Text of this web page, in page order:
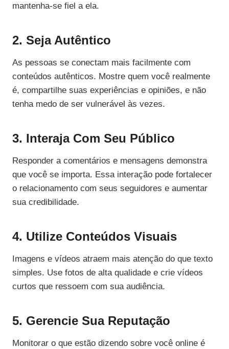
mantenha-se fiel a ela.
2. Seja Autêntico
As pessoas se conectam mais facilmente com
conteúdos autênticos. Mostre quem você realmente
é, compartilhe suas experiências e opiniões, e não
tenha medo de ser vulnerável às vezes.
3. Interaja Com Seu Público
Responder a comentários e mensagens demonstra
que você se importa. Essa interação pode fortalecer
o relacionamento com seus seguidores e aumentar
sua credibilidade.
4. Utilize Conteúdos Visuais
Imagens e vídeos atraem mais atenção do que texto
simples. Use fotos de alta qualidade e crie vídeos
curtos que ressoem com sua audiência.
5. Gerencie Sua Reputação
Monitorar o que estão dizendo sobre você online é